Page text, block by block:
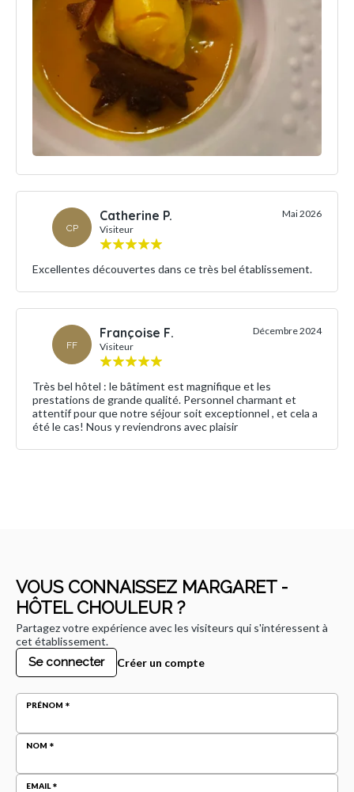
CP
Catherine P.
Visiteur
Mai 2026
Excellentes découvertes dans ce très bel établissement.
FF
Françoise F.
Visiteur
Décembre 2024
Très bel hôtel : le bâtiment est magnifique et les
prestations de grande qualité. Personnel charmant et
attentif pour que notre séjour soit exceptionnel , et cela a
été le cas! Nous y reviendrons avec plaisir
VOUS CONNAISSEZ MARGARET -
HÔTEL CHOULEUR ?
Partagez votre expérience avec les visiteurs qui s'intéressent à
cet établissement.
Se connecter Créer un compte
PRÉNOM
NOM
EMAIL